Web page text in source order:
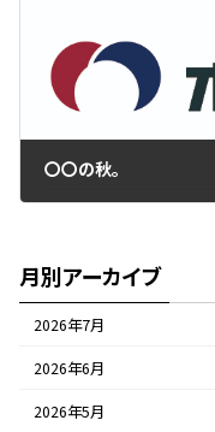
〇〇の秋。
月別アーカイブ
2026年7月
2026年6月
2026年5月